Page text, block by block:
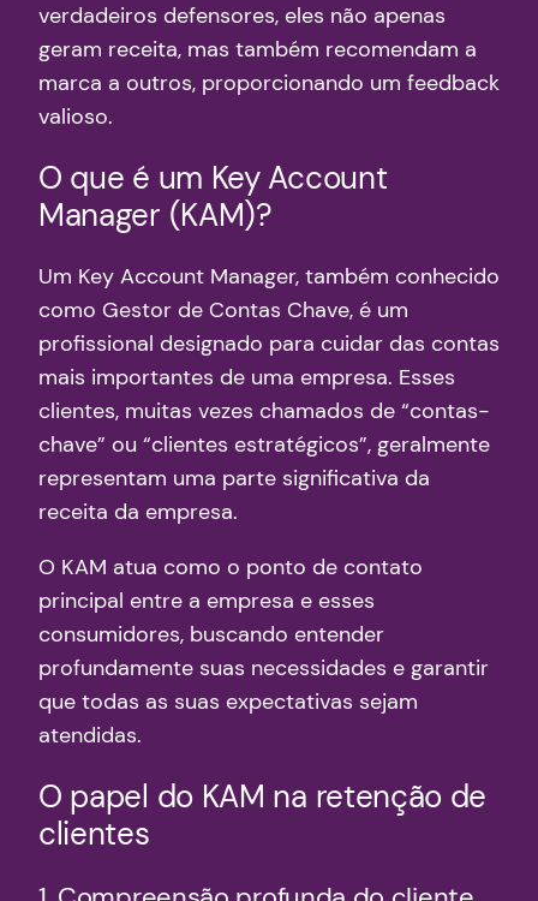
verdadeiros defensores, eles não apenas
geram receita, mas também recomendam a
marca a outros, proporcionando um feedback
valioso.
O que é um Key Account
Manager (KAM)?
Um Key Account Manager, também conhecido
como Gestor de Contas Chave, é um
profissional designado para cuidar das contas
mais importantes de uma empresa. Esses
clientes, muitas vezes chamados de “contas-
chave” ou “clientes estratégicos”, geralmente
representam uma parte significativa da
receita da empresa.
O KAM atua como o ponto de contato
principal entre a empresa e esses
consumidores, buscando entender
profundamente suas necessidades e garantir
que todas as suas expectativas sejam
atendidas.
O papel do KAM na retenção de
clientes